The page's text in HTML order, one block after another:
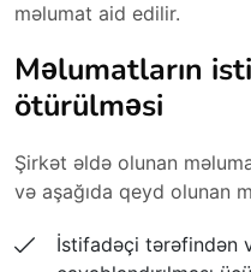
məlumat aid edilir.
Məlumatların
ötürülməsi
Şirkət əldə olunan
və aşağıda qeyd olunan
İstifadəçi tərəfindən